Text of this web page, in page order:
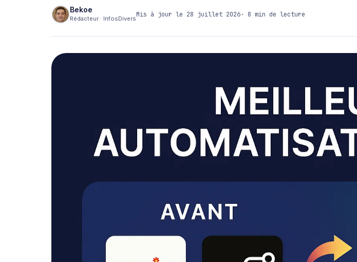
Bekoe
Rédacteur · InfosDiversMis à jour le 28 juillet 2026· 8 min de lecture